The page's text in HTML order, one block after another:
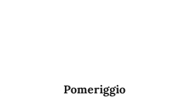
Pomeriggio